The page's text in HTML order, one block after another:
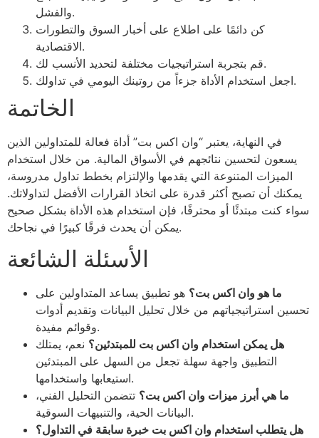
والفشل.
كن دائمًا على اطلاع على أخبار السوق والتطورات
الاقتصادية.
قم بتجربة استراتيجيات مختلفة لتحديد الأنسب لك.
اجعل استخدام الأداة جزءاً من روتينك اليومي في تداولك.
الخاتمة
في النهاية، يعتبر “وان اكس بت” أداة فعالة للمتداولين الذين
يسعون لتحسين نتائجهم في الأسواق المالية. من خلال استخدام
الميزات المتنوعة التي يقدمها والإلتزام بخطط تداول مدروسة،
يمكنك أن تصبح أكثر قدرة على اتخاذ القرارات الأفضل لتداولاتك.
سواء كنت مبتدئًا أو محترفًا، فإن استخدام هذه الأداة بشكل صحيح
يمكن أن يحدث فرقًا كبيرًا في نجاحك.
الأسئلة الشائعة
ما هو وان اكس بت؟ هو تطبيق يساعد المتداولين على
تحسين استراتيجياتهم من خلال تحليل البيانات وتقديم أدوات
وقوائم مفيدة.
هل يمكن استخدام وان اكس بت للمبتدئين؟ نعم، يمتلك
التطبيق واجهة سهلة تجعل من السهل على المبتدئين
استيعابها واستخدامها.
ما هي أبرز ميزات وان اكس بت؟ تتضمن التحليل الفني،
البيانات الحية، والتنبيهات السوقية.
هل يتطلب استخدام وان اكس بت خبرة سابقة في التداول؟